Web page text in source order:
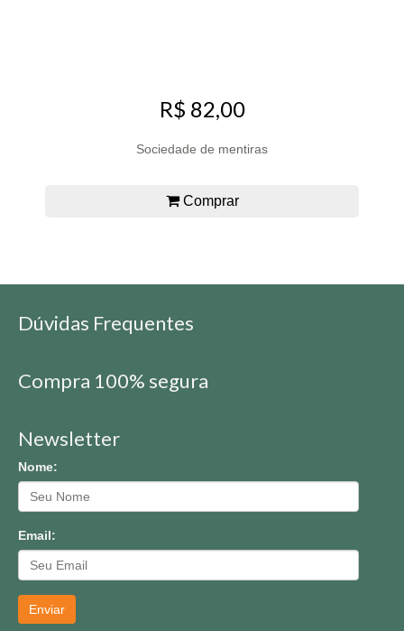
R$ 82,00
Sociedade de mentiras
Comprar
Dúvidas Frequentes
Compra 100% segura
Newsletter
Nome:
Email:
Enviar